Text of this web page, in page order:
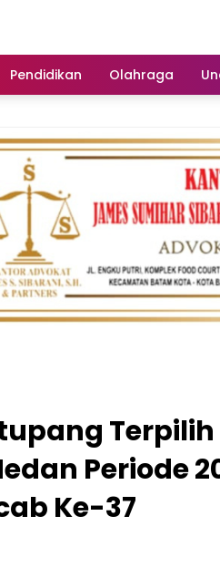
Pendidikan Olahraga
Periode
Ke-37